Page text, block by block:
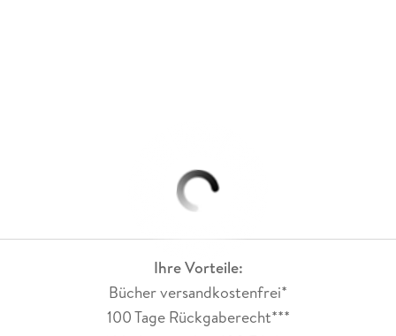
Ihre Vorteile:
Bücher versandkostenfrei*
100 Tage Rückgaberecht***